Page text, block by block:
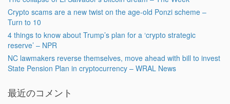
Crypto scams are a new twist on the age-old Ponzi scheme –
Turn to 10
4 things to know about Trump’s plan for a ‘crypto strategic
reserve’ – NPR
NC lawmakers reverse themselves, move ahead with bill to invest
State Pension Plan in cryptocurrency – WRAL News
最近のコメント